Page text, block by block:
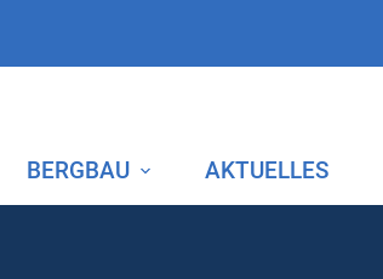
BERGBAU AKTUELLES